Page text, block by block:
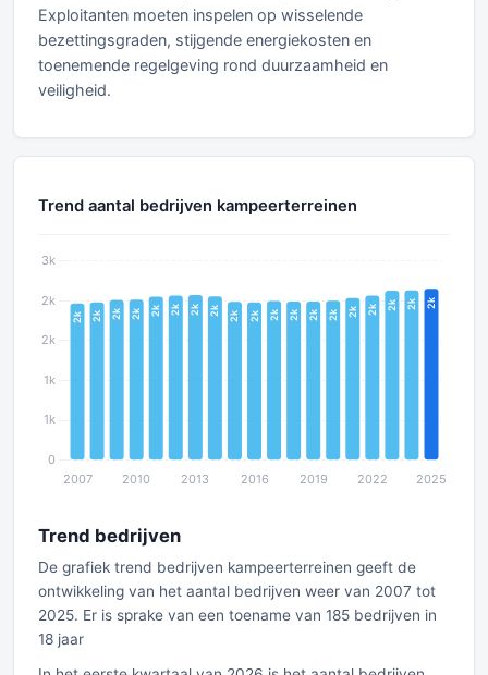
Exploitanten moeten inspelen op wisselende
bezettingsgraden, stijgende energiekosten en
toenemende regelgeving rond duurzaamheid en
veiligheid.
Trend aantal bedrijven kampeerterreinen
Trend bedrijven
De grafiek trend bedrijven kampeerterreinen geeft de
ontwikkeling van het aantal bedrijven weer van 2007 tot
2025. Er is sprake van een toename van 185 bedrijven in
18 jaar